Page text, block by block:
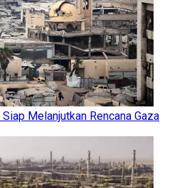
Melanjutkan Rencana Gaza